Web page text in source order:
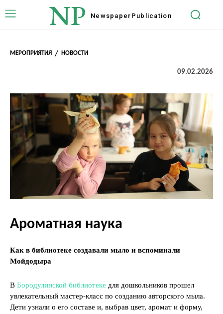
NP Newspaper Publication
МЕРОПРИЯТИЯ НОВОСТИ
09.02.2026
Ароматная наука
Как в библиотеке создавали мыло и вспоминали
Мойдодыра
В Бородулинской библиотеке для дошкольников прошел
увлекательный мастер-класс по созданию авторского мыла.
Дети узнали о его составе и, выбрав цвет, аромат и форму,